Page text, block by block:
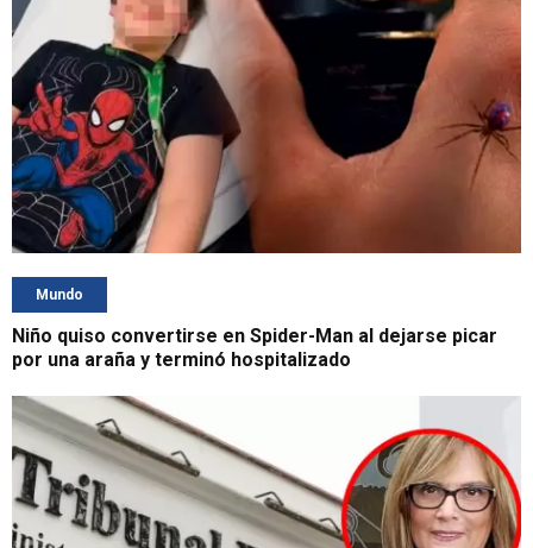
Mundo
Niño quiso convertirse en Spider-Man al dejarse picar
por una araña y terminó hospitalizado